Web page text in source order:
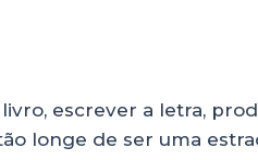
escrever a letra,
longe de ser uma